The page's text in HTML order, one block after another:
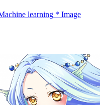
learning * Image